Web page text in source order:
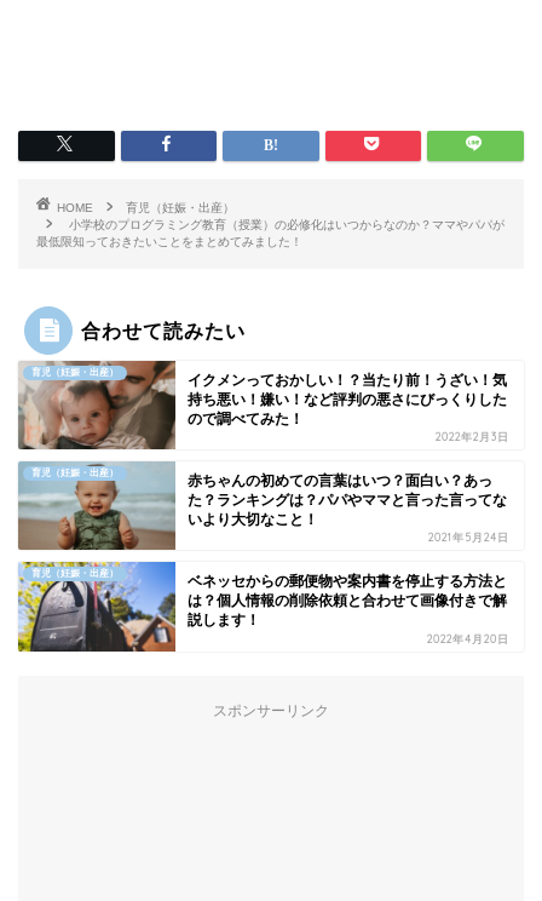
HOME
育児（妊娠・出産）
小学校のプログラミング教育（授業）の必修化はいつからなのか？ママやパパが
最低限知っておきたいことをまとめてみました！
合わせて読みたい
育児（妊娠・出産）
イクメンっておかしい！？当たり前！うざい！気
持ち悪い！嫌い！など評判の悪さにびっくりした
ので調べてみた！
2022年2月3日
育児（妊娠・出産）
赤ちゃんの初めての言葉はいつ？面白い？あっ
た？ランキングは？パパやママと言った言ってな
いより大切なこと！
2021年5月24日
育児（妊娠・出産）
ベネッセからの郵便物や案内書を停止する方法と
は？個人情報の削除依頼と合わせて画像付きで解
説します！
2022年4月20日
スポンサーリンク